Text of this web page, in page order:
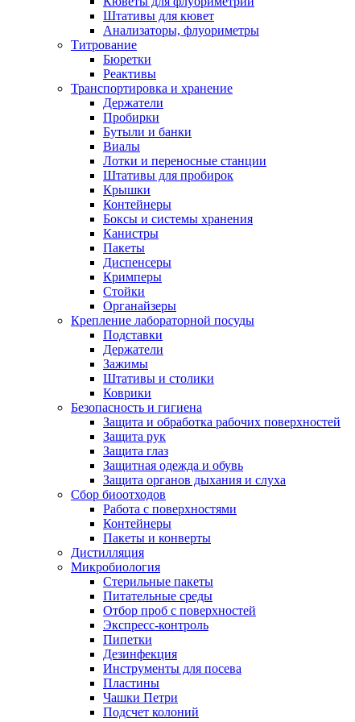
Штативы для кювет
Анализаторы, флуориметры
Титрование
Бюретки
Реактивы
Транспортировка и хранение
Держатели
Пробирки
Бутыли и банки
Виалы
Лотки и переносные станции
Штативы для пробирок
Крышки
Контейнеры
Боксы и системы хранения
Канистры
Пакеты
Диспенсеры
Кримперы
Стойки
Органайзеры
Крепление лабораторной посуды
Подставки
Держатели
Зажимы
Штативы и столики
Коврики
Безопасность и гигиена
Защита и обработка рабочих поверхностей
Защита рук
Защита глаз
Защитная одежда и обувь
Защита органов дыхания и слуха
Сбор биоотходов
Работа с поверхностями
Контейнеры
Пакеты и конверты
Дистилляция
Микробиология
Стерильные пакеты
Питательные среды
Отбор проб с поверхностей
Экспресс-контроль
Пипетки
Дезинфекция
Инструменты для посева
Пластины
Чашки Петри
Подсчет колоний